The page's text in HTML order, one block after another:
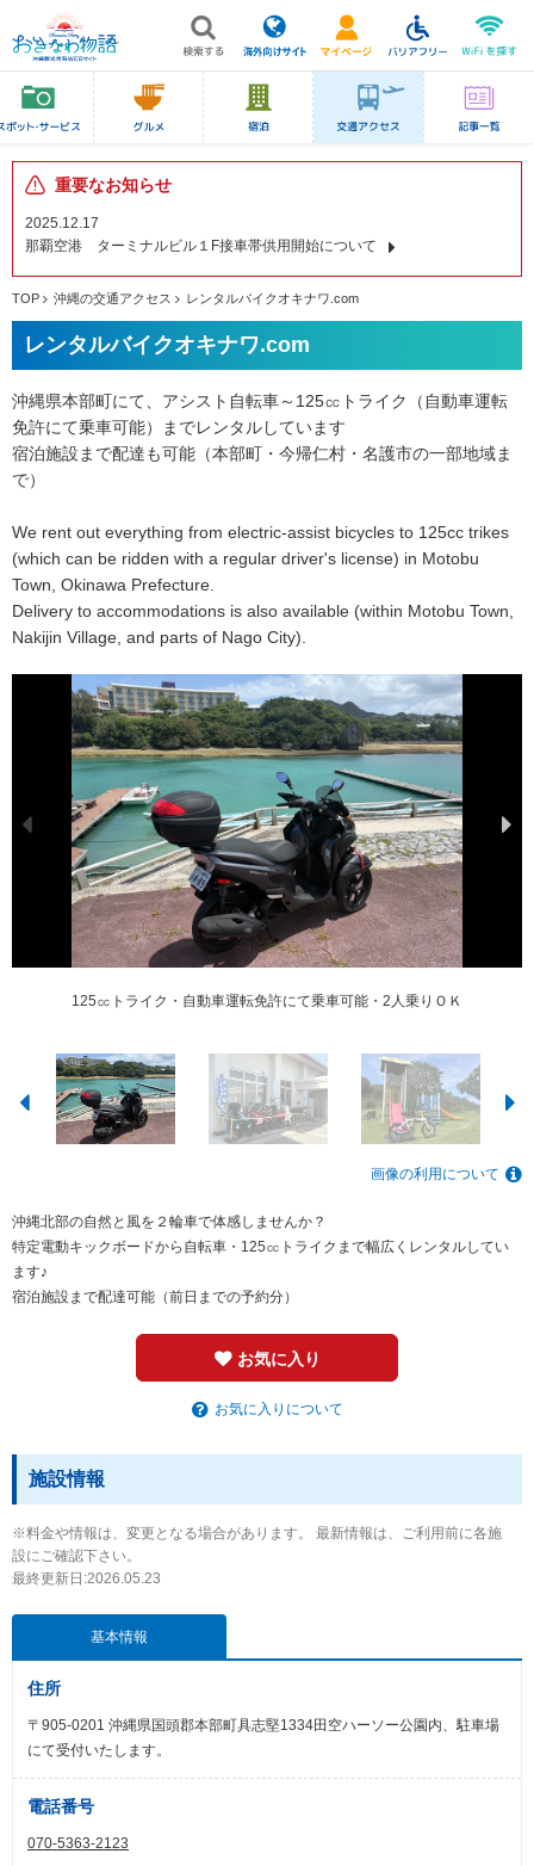
重要なお知らせ
2025.12.17
那覇空港 ターミナルビル１F接車帯供用開始について
TOP 沖縄の交通アクセス レンタルバイクオキナワ.com
レンタルバイクオキナワ.com
沖縄県本部町にて、アシスト自転車～125㏄トライク（自動車運転
免許にて乗車可能）までレンタルしています
宿泊施設まで配達も可能（本部町・今帰仁村・名護市の一部地域ま
で）
We rent out everything from electric-assist bicycles to 125cc trikes
(which can be ridden with a regular driver's license) in Motobu
Town, Okinawa Prefecture.
Delivery to accommodations is also available (within Motobu Town,
Nakijin Village, and parts of Nago City).
125㏄トライク・自動車運転免許にて乗車可能・2人乗りＯＫ
田空ハーソー公園・レンタル車両
自転車・アシスト自転車も準備しています
特定電動キックボード・１６歳以上運転免許不要で乗車可能♪
本部町瀬底島
本部町公園近く、具志堅の海
シェアリング事業（設置：ロイヤルビューホテル美ら海・オキナワハナサキマ
久米島オーシャン高速船・本部町停泊港にて自転車、アシスト自転車のレンタ
画像の利用について
沖縄北部の自然と風を２輪車で体感しませんか？
特定電動キックボードから自転車・125㏄トライクまで幅広くレンタルしてい
ます♪
宿泊施設まで配達可能（前日までの予約分）
お気に入り
お気に入りについて
施設情報
※料金や情報は、変更となる場合があります。 最新情報は、ご利用前に各施
設にご確認下さい。
最終更新日:2026.05.23
基本情報
住所
〒905-0201 沖縄県国頭郡本部町具志堅1334田空ハーソー公園内、駐車場
にて受付いたします。
電話番号
070-5363-2123